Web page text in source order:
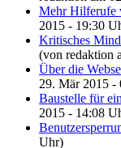
Mehr Hilferufe
2015 - 19:30
Kritisches
(von redaktion
Über die
29. Mär 2015 -
Baustelle für
2015 - 14:08
Uhr)